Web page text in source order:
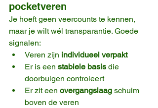
pocketveren
Je hoeft geen veercounts te kennen,
maar je wilt wél transparantie. Goede
signalen:
Veren zijn individueel verpakt
Er is een stabiele basis die
doorbuigen controleert
Er zit een overgangslaag schuim
boven de veren